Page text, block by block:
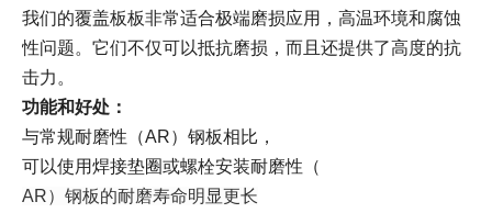
我们的覆盖板板非常适合极端磨损应用，高温环境和腐蚀
性问题。它们不仅可以抵抗磨损，而且还提供了高度的抗
击力。
功能和好处：
与常规耐磨性（AR）钢板相比，
可以使用焊接垫圈或螺栓安装耐磨性（
AR）钢板的耐磨寿命明显更长